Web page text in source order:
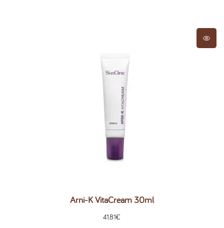
Arni-K VitaCream 30ml
41.81€